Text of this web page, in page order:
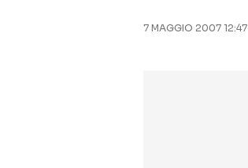
7 MAGGIO 2007 12:47